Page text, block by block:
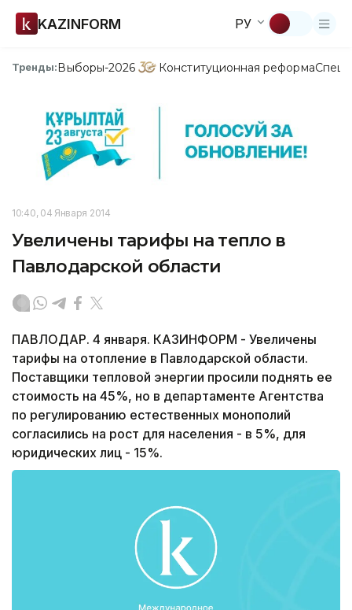
KAZINFORM РУ
Тренды:Выборы-2026 Конституционная реформа
10:40, 04 Января 2014
Увеличены тарифы на тепло в
Павлодарской области
ПАВЛОДАР. 4 января. КАЗИНФОРМ - Увеличены
тарифы на отопление в Павлодарской области.
Поставщики тепловой энергии просили поднять ее
стоимость на 45%, но в департаменте Агентства
по регулированию естественных монополий
согласились на рост для населения - в 5%, для
юридических лиц - 15%.